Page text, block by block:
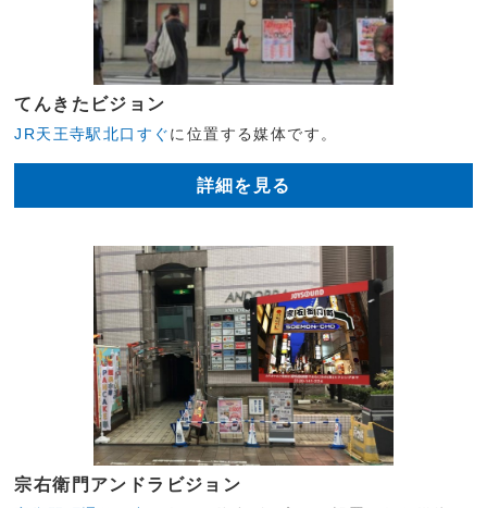
てんきたビジョン
JR天王寺駅北口すぐに位置する媒体です。
詳細を見る
宗右衛門アンドラビジョン